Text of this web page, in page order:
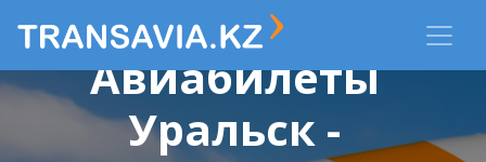
Авиабилеты
Уральск -